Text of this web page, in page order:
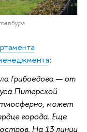
:
Грибоедова — от
Питерской
может
города. Еще
На 13 линии